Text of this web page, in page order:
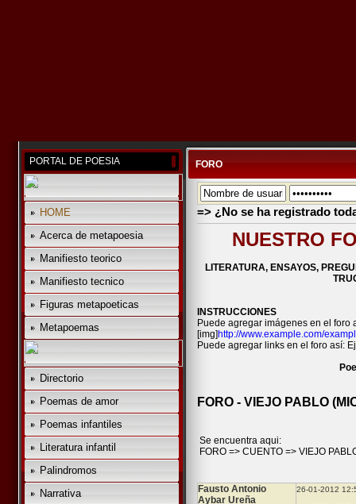
PORTAL DE POESIA
HOME
Acerca de metapoesia
Manifiesto teorico
Manifiesto tecnico
Figuras metapoeticas
Metapoemas
Directorio
Poemas de amor
Poemas infantiles
Literatura infantil
Palindromos
Narrativa
FORO
=> ¿No se ha registrado
NUESTRO
LITERATURA, ENSAYOS,
INSTRUCCIONES
Puede agregar imágenes en el foro
[img] http://www.example.com/
Puede agregar links en el foro así:
FORO - VIEJO PABLO
Se encuentra aqui:
FORO => CUENTO => VIEJO
Fausto Antonio
Aybar Ureña
26-01-2012